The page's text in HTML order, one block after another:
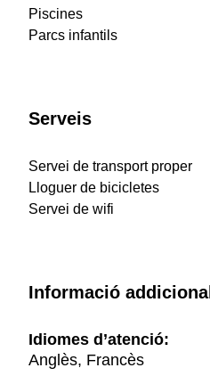
Piscines
Parcs infantils
Serveis
Servei de transport proper
Lloguer de bicicletes
Servei de wifi
Informació addicional
Idiomes d’atenció:
Anglès, Francès